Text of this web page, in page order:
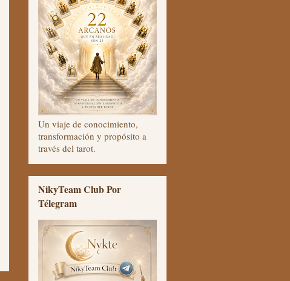
Un viaje de conocimiento,
transformación y propósito a
través del tarot.
NikyTeam Club Por
Télegram